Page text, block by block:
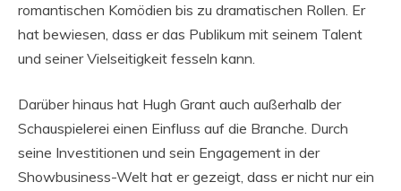
romantischen Komödien bis zu dramatischen Rollen. Er
hat bewiesen, dass er das Publikum mit seinem Talent
und seiner Vielseitigkeit fesseln kann.
Darüber hinaus hat Hugh Grant auch außerhalb der
Schauspielerei einen Einfluss auf die Branche. Durch
seine Investitionen und sein Engagement in der
Showbusiness-Welt hat er gezeigt, dass er nicht nur ein